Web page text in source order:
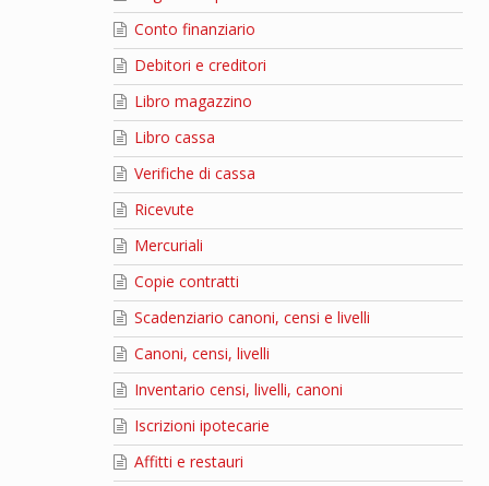
Conto finanziario
Debitori e creditori
Libro magazzino
Libro cassa
Verifiche di cassa
Ricevute
Mercuriali
Copie contratti
Scadenziario canoni, censi e livelli
Canoni, censi, livelli
Inventario censi, livelli, canoni
Iscrizioni ipotecarie
Affitti e restauri